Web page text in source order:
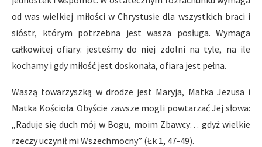
od was wielkiej miłości w Chrystusie dla wszystkich braci i
sióstr, którym potrzebna jest wasza posługa. Wymaga
całkowitej ofiary: jesteśmy do niej zdolni na tyle, na ile
kochamy i gdy miłość jest doskonała, ofiara jest pełna.
Waszą towarzyszką w drodze jest Maryja, Matka Jezusa i
Matka Kościoła. Obyście zawsze mogli powtarzać Jej słowa:
„Raduje się duch mój w Bogu, moim Zbawcy… gdyż wielkie
rzeczy uczynił mi Wszechmocny” (Łk 1, 47-49).